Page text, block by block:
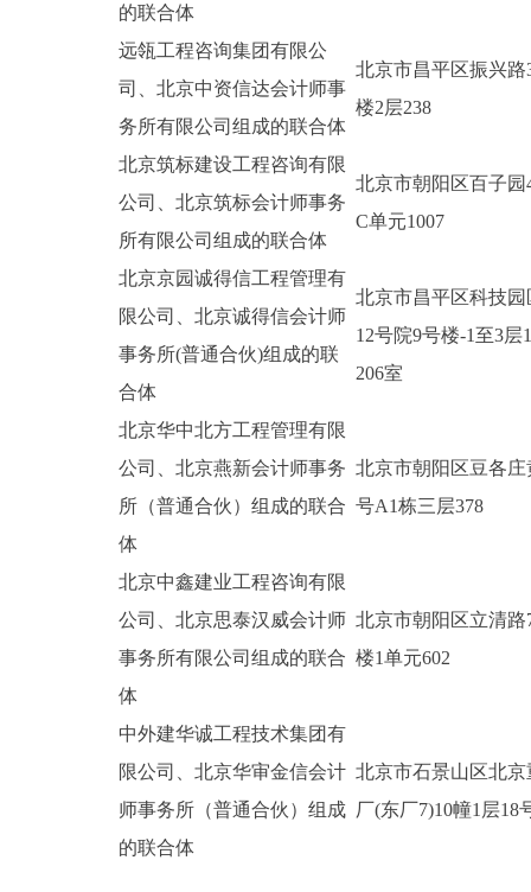
的联合体
远瓴工程咨询集团有限公
司、北京中资信达会计师事
务所有限公司组成的联合体
北京市昌平区振兴路
楼2层238
北京筑标建设工程咨询有限
公司、北京筑标会计师事务
所有限公司组成的联合体
北京市朝阳区百子园
C单元1007
北京京园诚得信工程管理有
限公司、北京诚得信会计师
事务所(普通合伙)组成的联
合体
北京市昌平区科技园
12号院9号楼-1至3层
206室
北京华中北方工程管理有限
公司、北京燕新会计师事务
所（普通合伙）组成的联合
体
北京市朝阳区豆各庄
号A1栋三层378
北京中鑫建业工程咨询有限
公司、北京思泰汉威会计师
事务所有限公司组成的联合
体
北京市朝阳区立清路
楼1单元602
中外建华诚工程技术集团有
限公司、北京华审金信会计
师事务所（普通合伙）组成
的联合体
北京市石景山区北京
厂(东厂7)10幢1层18